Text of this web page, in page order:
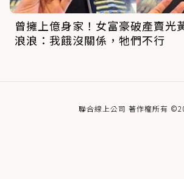
曾擁上億身家！女富豪破產賣光
浪浪：我餓沒關係，牠們不行
聯合線上公司 著作權所有